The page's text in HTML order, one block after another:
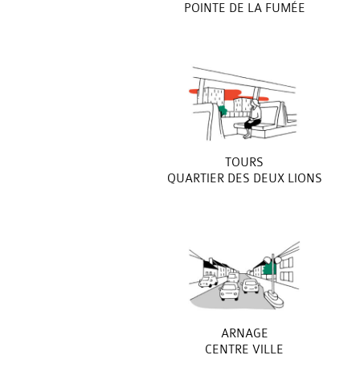
POINTE DE LA FUMÉE
TOURS
QUARTIER DES DEUX LIONS
ARNAGE
CENTRE VILLE